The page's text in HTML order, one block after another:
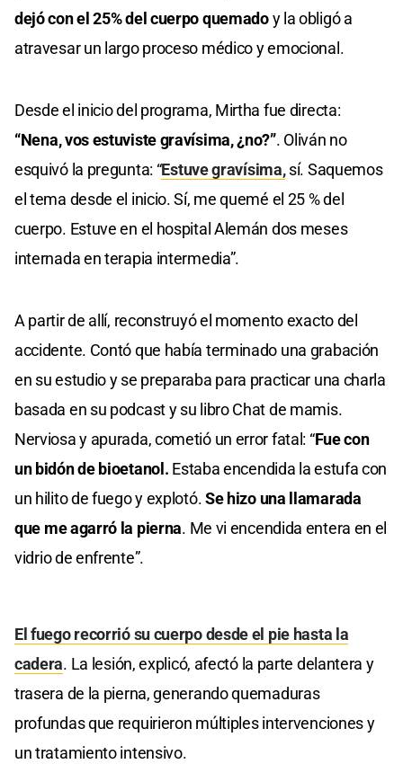
dejó con el 25% del cuerpo quemadoy la obligó a
atravesar un largo proceso médico y emocional.
Desde el inicio del programa, Mirtha fue directa:
“Nena, vos estuviste gravísima, ¿no?”. Oliván no
esquivó la pregunta: “Estuve gravísima,sí. Saquemos
el tema desde el inicio. Sí, me quemé el 25 % del
cuerpo. Estuve en el hospital Alemán dos meses
internada en terapia intermedia”.
A partir de allí, reconstruyó el momento exacto del
accidente. Contó que había terminado una grabación
en su estudio y se preparaba para practicar una charla
basada en su podcast y su libro Chat de mamis.
Nerviosa y apurada, cometió un error fatal: “Fue con
un bidón de bioetanol. Estaba encendida la estufa con
un hilito de fuego y explotó.Se hizo una llamarada
que me agarró la pierna. Me vi encendida entera en el
vidrio de enfrente”.
El fuego recorrió su cuerpo desde el pie hasta la
cadera. La lesión, explicó, afectó la parte delantera y
trasera de la pierna, generando quemaduras
profundas que requirieron múltiples intervenciones y
un tratamiento intensivo.